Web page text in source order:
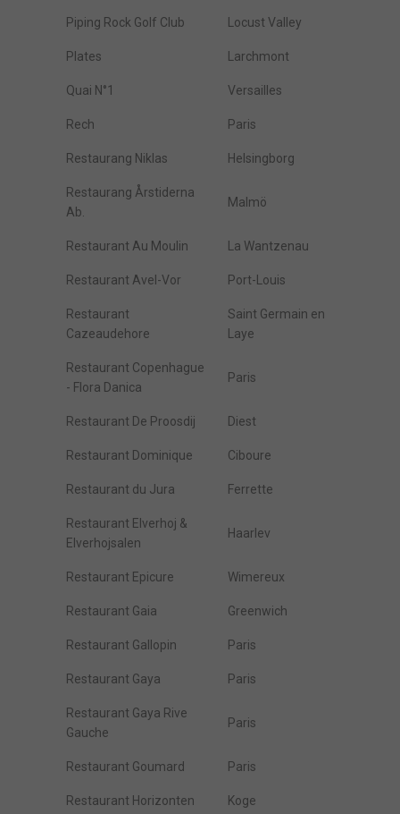
Piping Rock Golf Club Locust Valley
Plates Larchmont
Quai N°1 Versailles
Rech Paris
Restaurang Niklas Helsingborg
Restaurang Årstiderna
Ab.
Malmö
Restaurant Au Moulin La Wantzenau
Restaurant Avel-Vor Port-Louis
Restaurant
Cazeaudehore
Saint Germain en
Laye
Restaurant Copenhague
- Flora Danica
Paris
Restaurant De Proosdij Diest
Restaurant Dominique Ciboure
Restaurant du Jura Ferrette
Restaurant Elverhoj &
Elverhojsalen
Haarlev
Restaurant Epicure Wimereux
Restaurant Gaia Greenwich
Restaurant Gallopin Paris
Restaurant Gaya Paris
Restaurant Gaya Rive
Gauche
Paris
Restaurant Goumard Paris
Restaurant Horizonten Koge